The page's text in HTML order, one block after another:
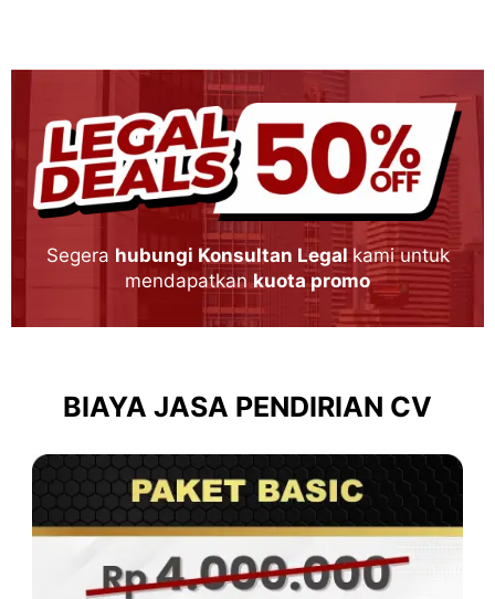
Segera hubungi Konsultan Legal kami untuk
mendapatkankuota promo
BIAYA JASA PENDIRIAN CV